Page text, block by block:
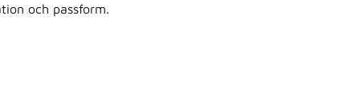
och passform.